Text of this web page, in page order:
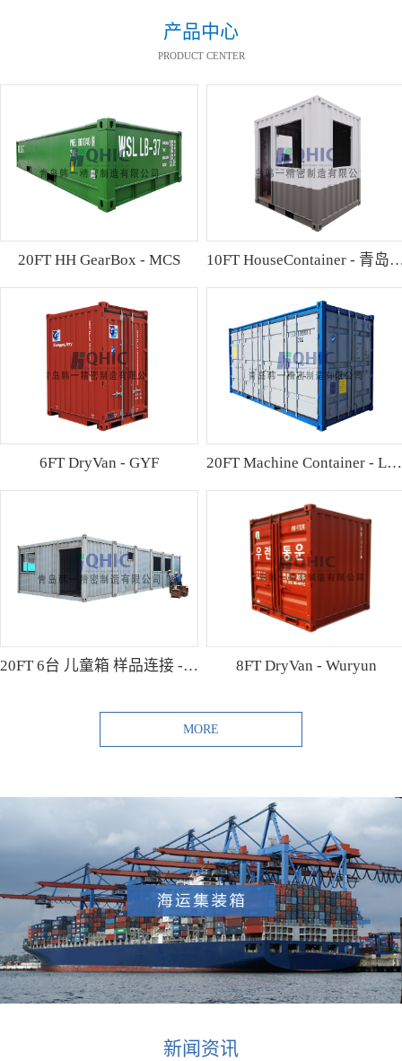
产品中心
PRODUCT CENTER
20FT HH GearBox - MCS 10FT
6FT DryVan - GYF 20FT Machine Container - Lamor
20FT 6台 儿童箱 样品连接 - Shibutani 8FT DryVan - Wuryun
MORE
新闻资讯